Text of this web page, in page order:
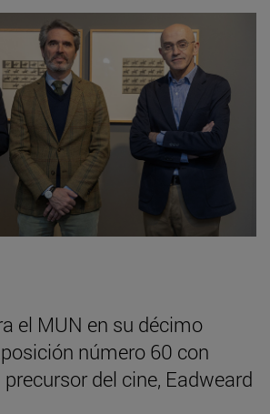
el MUN en su décimo
número 60 con
del cine, Eadweard